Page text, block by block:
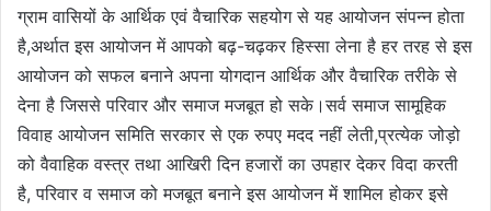
ग्राम वासियों के आर्थिक एवं वैचारिक सहयोग से यह आयोजन संपन्न होता
है,अर्थात इस आयोजन में आपको बढ़-चढ़कर हिस्सा लेना है हर तरह से इस
आयोजन को सफल बनाने अपना योगदान आर्थिक और वैचारिक तरीके से
देना है जिससे परिवार और समाज मजबूत हो सके।सर्व समाज सामूहिक
विवाह आयोजन समिति सरकार से एक रुपए मदद नहीं लेती,प्रत्येक जोड़ो
को वैवाहिक वस्त्र तथा आखिरी दिन हजारों का उपहार देकर विदा करती
है, परिवार व समाज को मजबूत बनाने इस आयोजन में शामिल होकर इसे